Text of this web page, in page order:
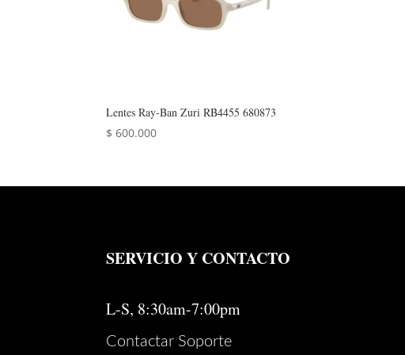
Lentes Ray‑Ban Zuri RB4455 680873
$ 600.000
SERVICIO Y CONTACTO
L-S, 8:30am-7:00pm
Contactar Soporte